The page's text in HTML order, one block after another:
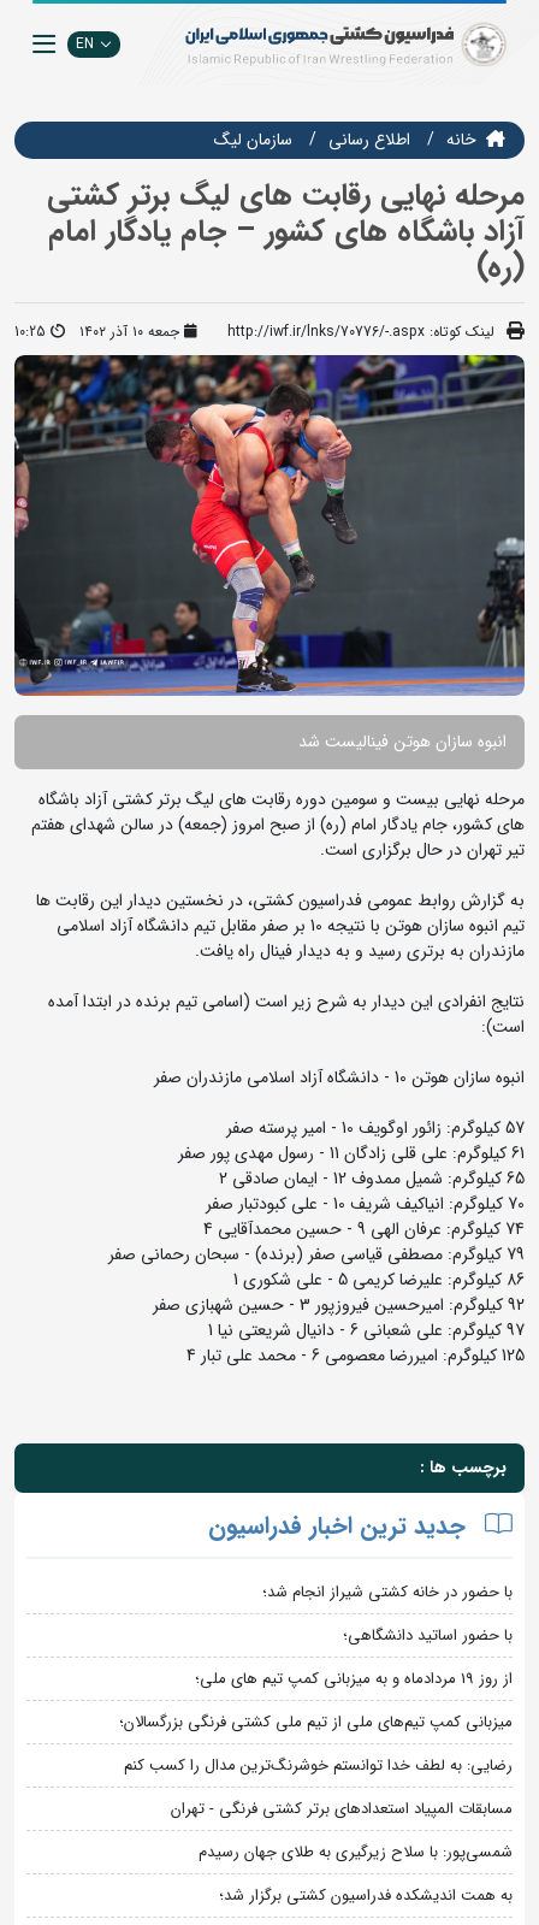
EN
خانه اطلاع رسانی سازمان ليگ
مرحله نهایی رقابت های لیگ برتر کشتی
آزاد باشگاه های کشور – جام یادگار امام
(ره)
لینک کوتاه: http://iwf.ir/lnks/70776/-.aspx جمعه ۱۰ آذر ۱۴۰۲ 10:25
انبوه سازان هوتن فینالیست شد
مرحله نهایی بیست و سومین دوره رقابت های لیگ برتر کشتی آزاد باشگاه
های کشور، جام یادگار امام (ره) از صبح امروز (جمعه) در سالن شهدای هفتم
تیر تهران در حال برگزاری است.
به گزارش روابط عمومی فدراسیون کشتی، در نخستین دیدار این رقابت ها
تیم انبوه سازان هوتن با نتیجه 10 بر صفر مقابل تیم دانشگاه آزاد اسلامی
مازندران به برتری رسید و به دیدار فینال راه یافت.
نتایج انفرادی این دیدار به شرح زیر است (اسامی تیم برنده در ابتدا آمده
است):
انبوه سازان هوتن 10 - دانشگاه آزاد اسلامی مازندران صفر
57 کیلوگرم: زائور اوگویف 10 - امیر پرسته صفر
61 کیلوگرم: علی قلی زادگان 11 - رسول مهدی پور صفر
65 کیلوگرم: شمیل ممدوف 12 - ایمان صادقی 2
70 کیلوگرم: انیاکیف شریف 10 - علی کبودتبار صفر
74 کیلوگرم: عرفان الهی 9 - حسین محمدآقایی 4
79 کیلوگرم: مصطفی قیاسی صفر (برنده) - سبحان رحمانی صفر
86 کیلوگرم: علیرضا کریمی 5 - علی شکوری 1
92 کیلوگرم: امیرحسین فیروزپور 3 - حسین شهبازی صفر
97 کیلوگرم: علی شعبانی 6 - دانیال شریعتی نیا 1
125 کیلوگرم: امیررضا معصومی 6 - محمد علی تبار 4
برچسب ها :
جدید ترین اخبار فدراسیون
با حضور در خانه کشتی شیراز انجام شد؛
با حضور اساتید دانشگاهی؛
از روز 19 مردادماه و به میزبانی کمپ تیم های ملی؛
میزبانی کمپ تیم‌های ملی از تیم ملی کشتی فرنگی بزرگسالان؛
رضایی: به لطف خدا توانستم خوشرنگ‌ترین مدال را کسب کنم
مسابقات المپیاد استعدادهای برتر کشتی فرنگی - تهران
شمسی‌پور: با سلاح زیرگیری به طلای جهان رسیدم
به همت اندیشکده فدراسیون کشتی برگزار شد؛